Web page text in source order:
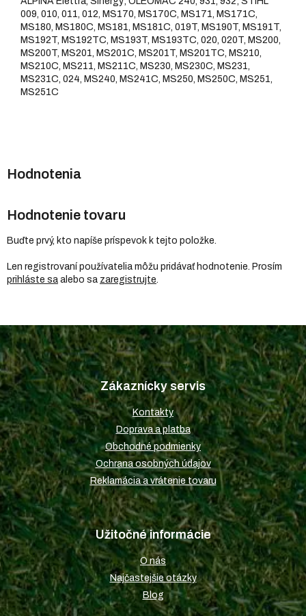
009, 010, 011, 012, MS170, MS170C, MS171, MS171C,
MS180, MS180C, MS181, MS181C, 019T, MS190T, MS191T,
MS192T, MS192TC, MS193T, MS193TC, 020, 020T, MS200,
MS200T, MS201, MS201C, MS201T, MS201TC, MS210,
MS210C, MS211, MS211C, MS230, MS230C, MS231,
MS231C, 024, MS240, MS241C, MS250, MS250C, MS251,
MS251C
Hodnotenie tovaru
Buďte prvý, kto napíše príspevok k tejto položke.
Len registrovaní používatelia môžu pridávať hodnotenie. Prosím
prihláste sa alebo sa zaregistrujte
Z
á
p
ä
t
i
e
Zákaznícky servis
Kontakty
Doprava a platba
Obchodné podmienky
Ochrana osobných údajov
Reklamácia a vrátenie tovaru
Užitočné informácie
O nás
Najčastejšie otázky
Blog